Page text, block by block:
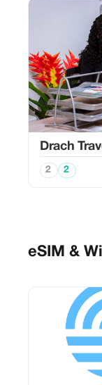
Drach
2 2
eSIM &